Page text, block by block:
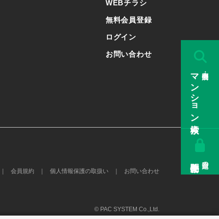
マンション検索 販売中・公開済み
会員限定の
WEBチラシ
無料会員登録
ログイン
お問い合わせ
会員規約 個人情報保護の取扱い お問い合わせ
© PAC SYSTEM Co.,Ltd.